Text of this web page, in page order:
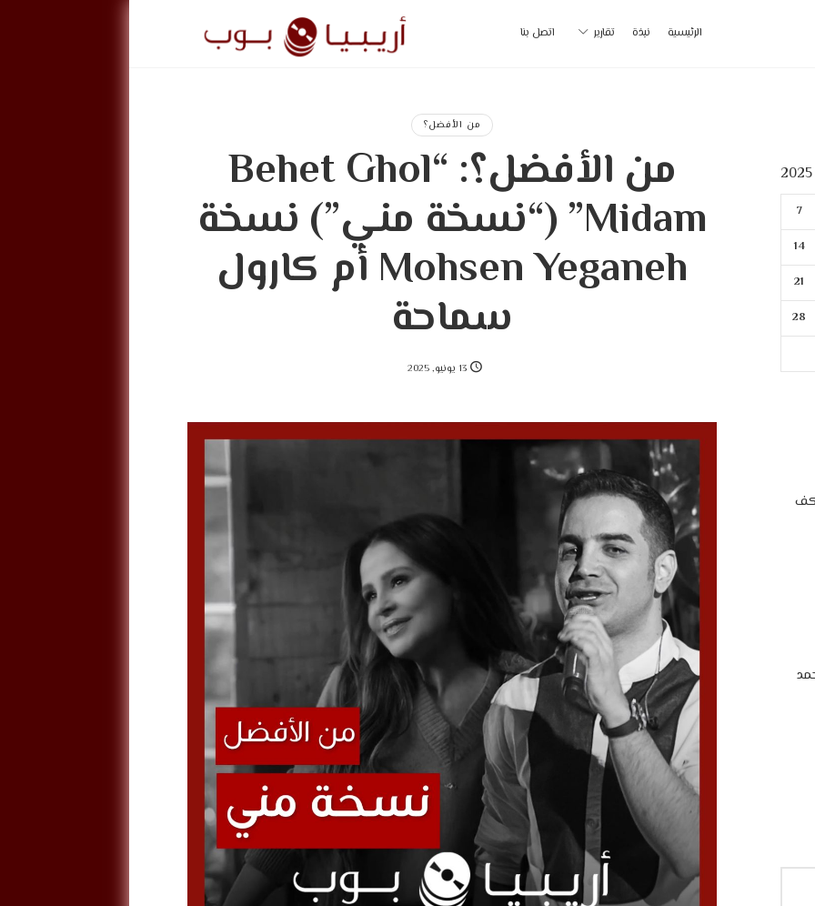
الرئيسية نبذة تقارير اتصل بنا
أريبيا
|
ArabiaPop
من الأفضل؟
من الأفضل؟: “Behet Ghol
Midam” (“نسخة مني”) نسخة
Mohsen Yeganeh أم كارول
سماحة
13 يونيو, 2025
7
14
21
28